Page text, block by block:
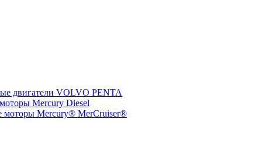
двигатели VOLVO PENTA
Mercury Diesel
моторы Mercury® MerCruiser®